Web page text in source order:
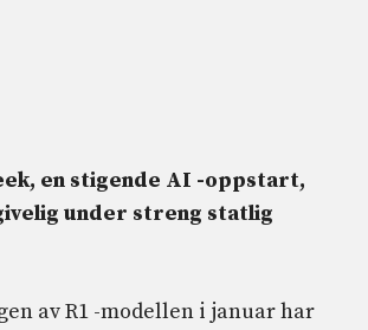
en stigende AI -oppstart,
under streng statlig
av R1 -modellen i januar har